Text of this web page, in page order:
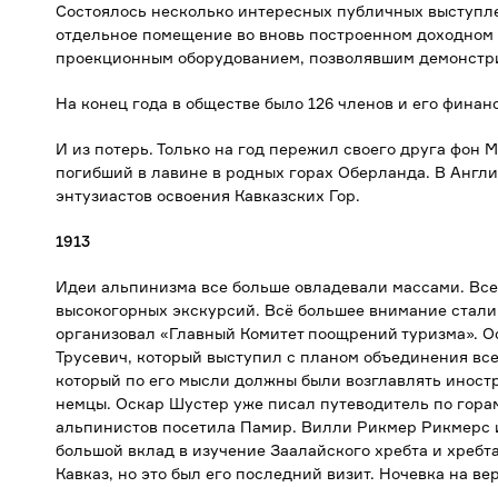
Состоялось несколько интересных публичных
отдельное помещение во вновь построенном
проекционным оборудованием, позволявшим
На конец года в обществе было 126 членов и его
И из потерь. Только на год пережил своего друга
погибший в лавине в родных горах Оберланда. В
энтузиастов освоения Кавказских Гор.
1913
Идеи альпинизма все больше овладевали массами.
высокогорных экскурсий. Всё большее внимание
организовал «Главный Комитет поощрений туризма».
Трусевич, который выступил с планом объединения
который по его мысли должны были возглавлять
немцы. Оскар Шустер уже писал путеводитель по
альпинистов посетила Памир. Вилли Рикмер Рикмерс
большой вклад в изучение Заалайского хребта и
Кавказ, но это был его последний визит. Ночевка на